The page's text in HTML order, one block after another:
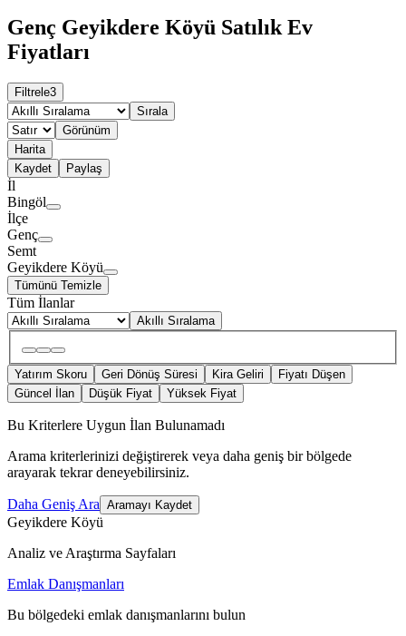
Genç Geyikdere Köyü Satılık Ev
Fiyatları
Filtrele3
Sırala
Görünüm
Harita
Kaydet
Paylaş
İl
Bingöl
İlçe
Genç
Semt
Geyikdere Köyü
Tümünü Temizle
Tüm İlanlar
Akıllı Sıralama
Yatırım Skoru Geri Dönüş Süresi Kira Geliri
Fiyatı Düşen
Güncel İlan
Düşük Fiyat Yüksek Fiyat
Bu Kriterlere Uygun İlan Bulunamadı
Arama kriterlerinizi değiştirerek veya daha geniş bir bölgede
arayarak tekrar deneyebilirsiniz.
Daha Geniş Ara Aramayı Kaydet
Geyikdere Köyü
Analiz ve Araştırma Sayfaları
Emlak Danışmanları
Bu bölgedeki emlak danışmanlarını bulun